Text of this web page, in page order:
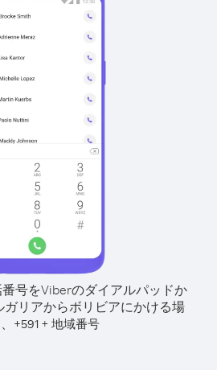
号をViberのダイアルパッドか
ガリアからボリビアにかける場
+591+ 地域番号